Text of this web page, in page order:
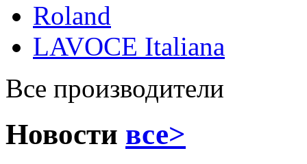
Roland
LAVOCE Italiana
Все производители
Новости все>